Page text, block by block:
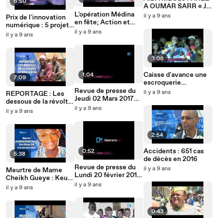
Prix de l'innovation
numérique : 5 projets
finalement choisis
il y a 9 ans
7:09
REPORTAGE : Les
dessous de la révolte
de Khossanto
il y a 9 ans
5:38
Meurtre de Mame
Cheikh Gueye : Keur
Mbaye Fall crie son
il y a 9 ans
L'opération Médina
en fête; Action et
formation de la mairie
il y a 9 ans
1:04
Revue de presse du
Jeudi 02 Mars 2017
Wolof
il y a 9 ans
0:52
Revue de presse du
Lundi 20 février 2017
Wolof
il y a 9 ans
A OUMAR SARR « Je
ne me laisse pas
il y a 9 ans
3:06
Caisse d'avance une
escroquerie
financière selon Diouf
il y a 9 ans
2:54
Accidents : 651 cas
de décès en 2016
il y a 9 ans
0:43